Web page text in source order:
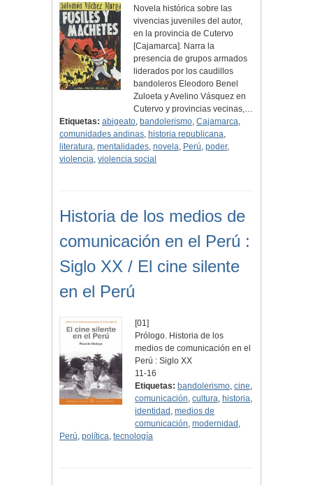
Novela histórica sobre las
vivencias juveniles del autor,
en la provincia de Cutervo
[Cajamarca]. Narra la
presencia de grupos armados
liderados por los caudillos
bandoleros Eleodoro Benel
Zuloeta y Avelino Vásquez en
Cutervo y provincias vecinas,…
Etiquetas: abigeato, bandolerismo, Cajamarca,
comunidades andinas, historia republicana,
literatura, mentalidades, novela, Perú, poder,
violencia, violencia social
Historia de los medios de
comunicación en el Perú :
Siglo XX / El cine silente
en el Perú
[01]
Prólogo. Historia de los
medios de comunicación en el
Perú : Siglo XX
11-16
Etiquetas: bandolerismo,cine,
comunicación,cultura, historia,
identidad ,medios de
comunicación,modernidad ,
Perú, política, tecnología